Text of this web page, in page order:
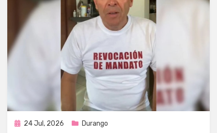
Publicada
24 Jul, 2026 Durango